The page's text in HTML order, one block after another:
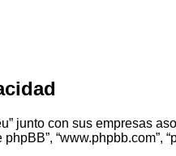
junto con sus empresas
phpBB”,